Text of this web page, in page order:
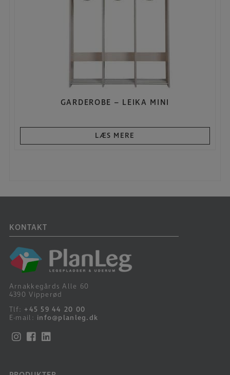
GARDEROBE – LEIKA MINI
LÆS MERE
KONTAKT
Arnakkegårds Alle 60
4390 Vipperød
Tlf: +45 59 44 20 00
E-mail: info@planleg.dk